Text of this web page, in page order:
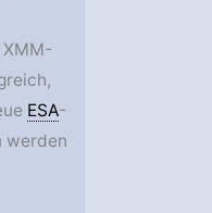
ESA-
werden